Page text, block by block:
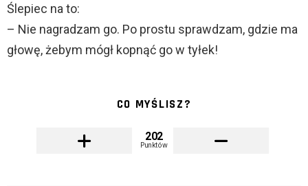
Ślepiec na to:
– Nie nagradzam go. Po prostu sprawdzam, gdzie ma
głowę, żebym mógł kopnąć go w tyłek!
CO MYŚLISZ?
202
Punktów